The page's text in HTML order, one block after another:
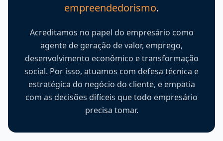
empreendedorismo.
Acreditamos no papel do empresário como
agente de geração de valor, emprego,
desenvolvimento econômico e transformação
social. Por isso, atuamos com defesa técnica e
estratégica do negócio do cliente, e empatia
com as decisões difíceis que todo empresário
precisa tomar.